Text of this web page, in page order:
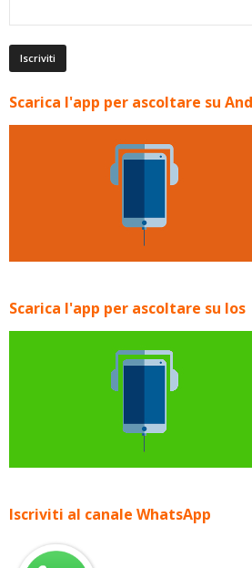
Scarica l'app per ascoltare su
Scarica l'app per ascoltare su Ios
Iscriviti al canale WhatsApp